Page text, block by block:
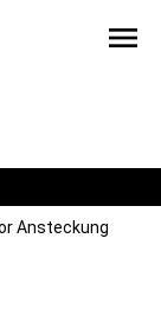
menu
Ansteckung